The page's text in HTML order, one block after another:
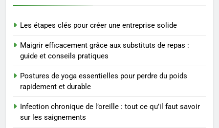
sérieux à un tarif juste ?
BIEN ÊTRE
Sclérose en plaques et
maternité : tout ce que les
connaître
SANTÉ
Les étapes clés pour créer une
entreprise solide
Les étapes clés pour créer une entreprise solide
Maigrir efficacement grâce aux substituts de repas :
guide et conseils pratiques
Postures de yoga essentielles pour perdre du poids
rapidement et durable
Infection chronique de l’oreille : tout ce qu’il faut savoir
sur les saignements